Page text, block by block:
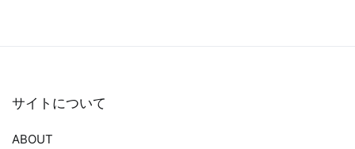
サイトについて
ABOUT